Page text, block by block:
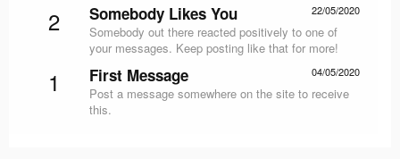
2 22/05/2020
Somebody Likes You
Somebody out there reacted positively to one of
your messages. Keep posting like that for more!
1 04/05/2020
First Message
Post a message somewhere on the site to receive
this.